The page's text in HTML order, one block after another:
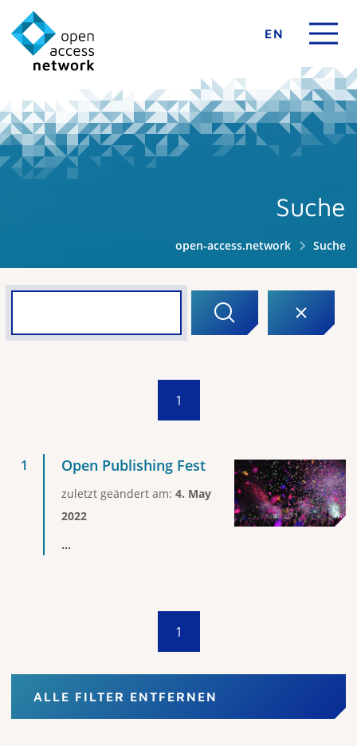
EN
Suche
open-access.network Suche
1
Open Publishing Fest
zuletzt geändert am: 4. May
2022
...
1
ALLE FILTER ENTFERNEN